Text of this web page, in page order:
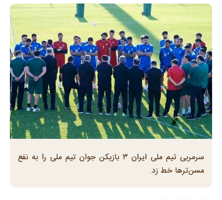
سرمربی تیم ملی ایران ۳ بازیکن جوان تیم ملی را به نفع
مسن‌ترها خط زد.